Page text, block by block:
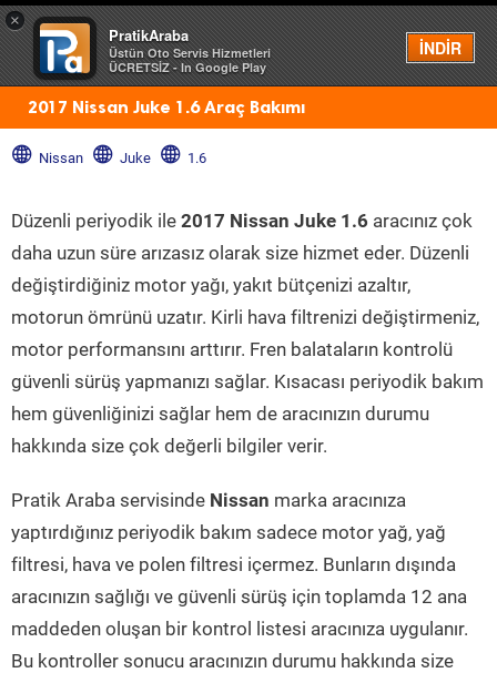
×
PratikAraba
Üstün Oto Servis Hizmetleri
ÜCRETSİZ - In Google Play
İNDİR
Menü
2017 Nissan Juke 1.6 Araç Bakımı
Nissan Juke 1.6
Düzenli periyodik ile 2017 Nissan Juke 1.6 aracınız çok
daha uzun süre arızasız olarak size hizmet eder. Düzenli
değiştirdiğiniz motor yağı, yakıt bütçenizi azaltır,
motorun ömrünü uzatır. Kirli hava filtrenizi değiştirmeniz,
motor performansını arttırır. Fren balataların kontrolü
güvenli sürüş yapmanızı sağlar. Kısacası periyodik bakım
hem güvenliğinizi sağlar hem de aracınızın durumu
hakkında size çok değerli bilgiler verir.
Pratik Araba servisinde Nissan marka aracınıza
yaptırdığınız periyodik bakım sadece motor yağ, yağ
filtresi, hava ve polen filtresi içermez. Bunların dışında
aracınızın sağlığı ve güvenli sürüş için toplamda 12 ana
maddeden oluşan bir kontrol listesi aracınıza uygulanır.
Bu kontroller sonucu aracınızın durumu hakkında size